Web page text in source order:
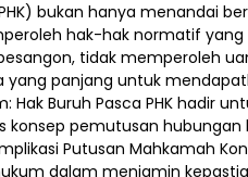
bukan hanya menandai
hak-hak normatif
tidak memperoleh
yang panjang untuk
Hak Buruh Pasca PHK hadir
konsep pemutusan
Putusan Mahkamah
dalam menjamin